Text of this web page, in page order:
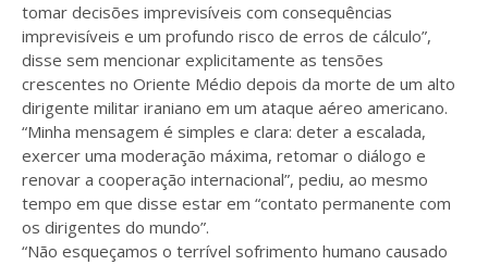
tomar decisões imprevisíveis com consequências
imprevisíveis e um profundo risco de erros de cálculo”,
disse sem mencionar explicitamente as tensões
crescentes no Oriente Médio depois da morte de um alto
dirigente militar iraniano em um ataque aéreo americano.
“Minha mensagem é simples e clara: deter a escalada,
exercer uma moderação máxima, retomar o diálogo e
renovar a cooperação internacional”, pediu, ao mesmo
tempo em que disse estar em “contato permanente com
os dirigentes do mundo”.
“Não esqueçamos o terrível sofrimento humano causado